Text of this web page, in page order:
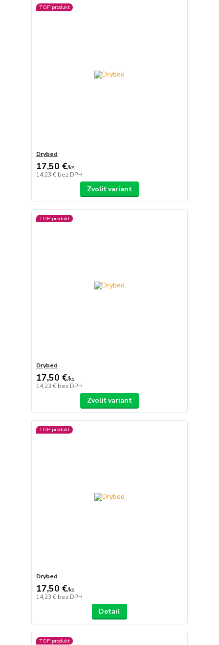
TOP produkt
Drybed
17,50 €/ks
14,23 € bez DPH
Zvoliť variant
TOP produkt
Drybed
17,50 €/ks
14,23 € bez DPH
Zvoliť variant
TOP produkt
Drybed
17,50 €/ks
14,23 € bez DPH
Detail
TOP produkt